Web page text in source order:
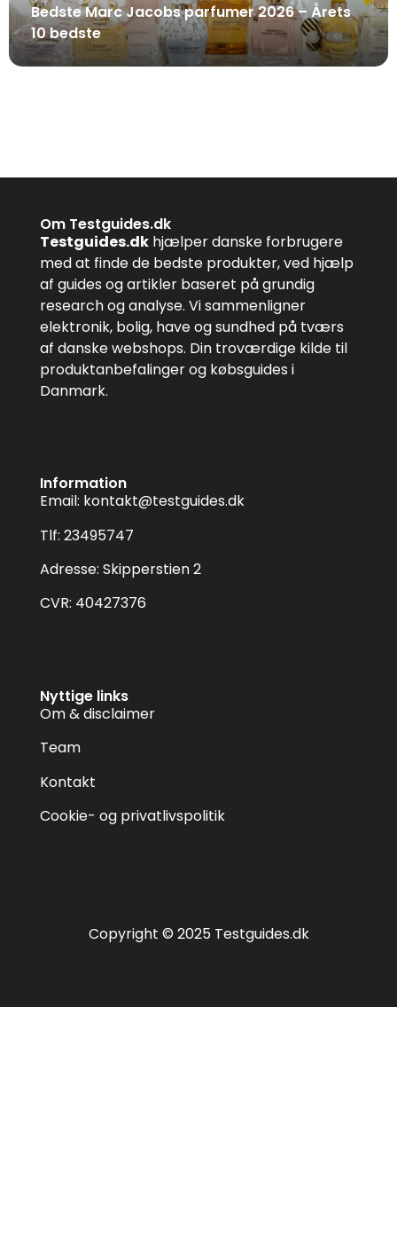
Bedste Marc Jacobs parfumer 2026 – Årets
10 bedste
Om Testguides.dk
Testguides.dk hjælper danske forbrugere
med at finde de bedste produkter, ved hjælp
af guides og artikler baseret på grundig
research og analyse. Vi sammenligner
elektronik, bolig, have og sundhed på tværs
af danske webshops. Din troværdige kilde til
produktanbefalinger og købsguides i
Danmark.
Information
Email: kontakt@testguides.dk
Tlf: 23495747
Adresse: Skipperstien 2
CVR: 40427376
Nyttige links
Om & disclaimer
Team
Kontakt
Cookie- og privatlivspolitik
Copyright © 2025 Testguides.dk